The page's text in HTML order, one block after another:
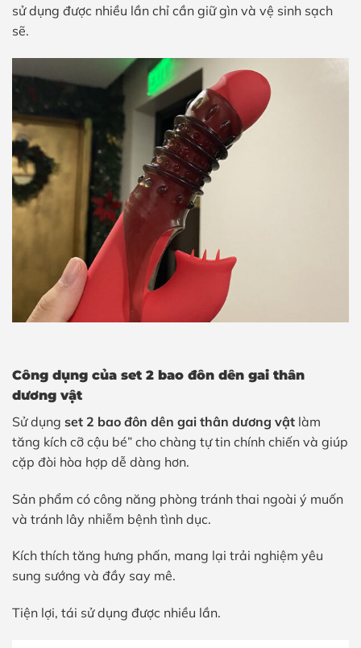
sử dụng được nhiều lần chỉ cần giữ gìn và vệ sinh sạch
sẽ.
Công dụng của set 2 bao đôn dên gai thân
dương vật
Sử dụng set 2 bao đôn dên gai thân dương vật làm
tăng kích cỡ cậu bé” cho chàng tự tin chính chiến và giúp
cặp đòi hòa hợp dễ dàng hơn.
Sản phẩm có công năng phòng tránh thai ngoài ý muốn
và tránh lây nhiễm bệnh tình dục.
Kích thích tăng hưng phấn, mang lại trải nghiệm yêu
sung sướng và đầy say mê.
Tiện lợi, tái sử dụng được nhiều lần.